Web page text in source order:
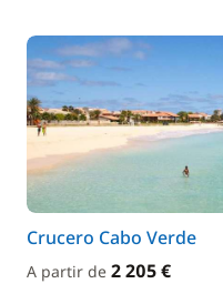
Crucero Cabo Verde
A partir de 2 205 €